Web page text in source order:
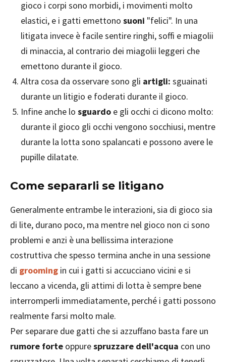
gioco i corpi sono morbidi, i movimenti molto
elastici, e i gatti emettono suoni "felici". In una
litigata invece è facile sentire ringhi, soffi e miagolii
di minaccia, al contrario dei miagolii leggeri che
emettono durante il gioco.
Altra cosa da osservare sono gli artigli: sguainati
durante un litigio e foderati durante il gioco.
Infine anche lo sguardo e gli occhi ci dicono molto:
durante il gioco gli occhi vengono socchiusi, mentre
durante la lotta sono spalancati e possono avere le
pupille dilatate.
Come separarli se litigano
Generalmente entrambe le interazioni, sia di gioco sia
di lite, durano poco, ma mentre nel gioco non ci sono
problemi e anzi è una bellissima interazione
costruttiva che spesso termina anche in una sessione
di grooming in cui i gatti si accucciano vicini e si
leccano a vicenda, gli attimi di lotta è sempre bene
interromperli immediatamente, perché i gatti possono
realmente farsi molto male.
Per separare due gatti che si azzuffano basta fare un
rumore forte oppurespruzzare dell'acqua con uno